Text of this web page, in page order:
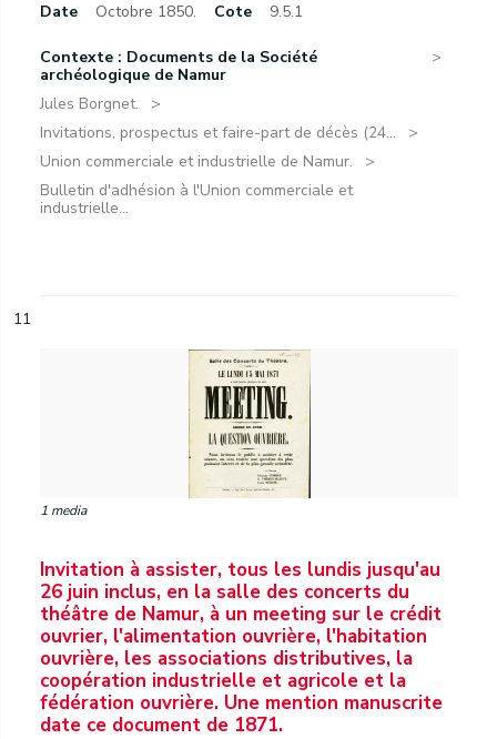
Date Octobre 1850. Cote 9.5.1
Contexte : Documents de la Société
archéologique de Namur
Jules Borgnet.
Invitations, prospectus et faire-part de décès (24...
Union commerciale et industrielle de Namur.
Bulletin d'adhésion à l'Union commerciale et
industrielle...
11
1 media
Invitation à assister, tous les lundis jusqu'au
26 juin inclus, en la salle des concerts du
théâtre de Namur, à un meeting sur le crédit
ouvrier, l'alimentation ouvrière, l'habitation
ouvrière, les associations distributives, la
coopération industrielle et agricole et la
fédération ouvrière. Une mention manuscrite
date ce document de 1871.